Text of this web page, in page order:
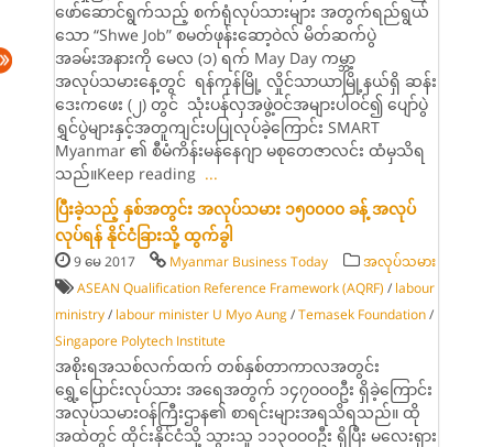
ဖော်ဆောင်ရွက်သည့် စက်ရုံလုပ်သားများ အတွက်ရည်ရွယ်
သော “Shwe Job” စမတ်ဖုန်းဆော့ဝဲလ် မိတ်ဆက်ပွဲ
အခမ်းအနားကို မေလ (၁) ရက် May Day ကမ္ဘာ့
အလုပ်သမားနေ့တွင် ရန်ကုန်မြို့ လှိုင်သာယာမြို့နယ်ရှိ ဆန်း
ဒေးကဖေး (၂) တွင် သုံးပန်လှအဖွဲ့ဝင်အများပါဝင်၍ ပျော်ပွဲ
ရွှင်ပွဲများနှင့်အတူကျင်းပပြုလုပ်ခဲ့ကြောင်း SMART
Myanmar ၏ စီမံကိန်းမန်နေဂျာ မစုတေဇာလင်း ထံမှသိရ
သည်။Keep reading ...
ပြီးခဲ့သည့် နှစ်အတွင်း အလုပ်သမား ၁၅၀၀၀၀ ခန့် အလုပ်
လုပ်ရန် နိုင်ငံခြားသို့ ထွက်ခွါ
9 မေ 2017 Myanmar Business Today
အလုပ်သမား
ASEAN Qualification Reference Framework (AQRF) / labour
ministry / labour minister U Myo Aung /Temasek Foundation /
Sin­gapore Polytech Institute
အစိုးရအသစ်လက်ထက် တစ်နှစ်တာကာလအတွင်း
ရွှေ့ပြောင်းလုပ်သား အရေအတွက် ၁၄၇ဝဝဝဦး ရှိခဲ့ကြောင်း
အလုပ်သမားဝန်ကြီးဌာန၏ စာရင်းများအရသိရသည်။ ထို
အထဲတွင် ထိုင်းနိုင်ငံသို့ သွားသူ ၁၁၃ဝဝဝဦး ရှိပြီး မလေးရှား